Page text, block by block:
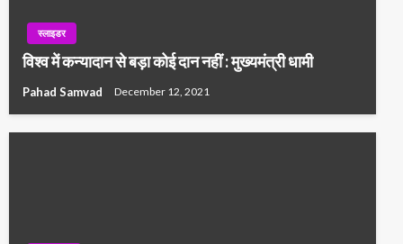
स्लाइडर
विश्व में कन्यादान से बड़ा कोई दान नहीं : मुख्यमंत्री धामी
Pahad Samvad December 12, 2021